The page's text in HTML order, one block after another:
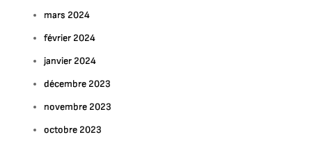
mars 2024
février 2024
janvier 2024
décembre 2023
novembre 2023
octobre 2023